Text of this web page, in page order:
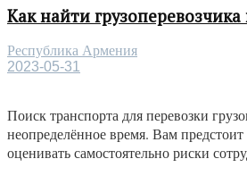
Как найти
Республика Армения
2023-05-31
Поиск транспорта для перевозки
неопределённое время. Вам предстоит
оценивать самостоятельно риски